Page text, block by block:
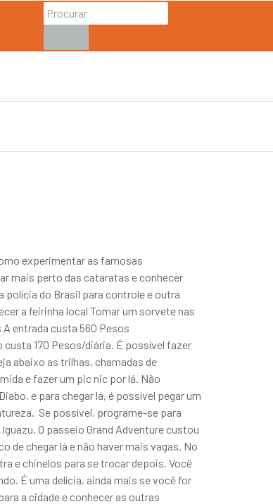
experimentar as famosas
mais perto das cataratas e conhecer
polícia do Brasil para controle e outra
a feirinha local Tomar um sorvete nas
entrada custa 560 Pesos
170 Pesos/diária. É possível fazer
abaixo as trilhas, chamadas de
e fazer um pic nic por lá. Não
e para chegar lá, é possível pegar um
Se possível, programe-se para
O passeio Grand Adventure custou
de chegar lá e não haver mais vagas. No
e chinelos para se trocar depois. Você
É uma delícia, ainda mais se você for
a cidade e conhecer as outras